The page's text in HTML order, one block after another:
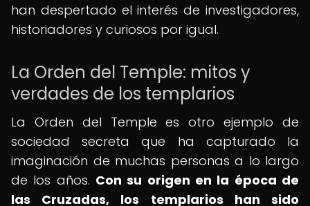
han despertado el interés de investigadores,
historiadores y curiosos por igual.
La Orden del Temple: mitos y
verdades de los templarios
La Orden del Temple es otro ejemplo de
sociedad secreta que ha capturado la
imaginación de muchas personas a lo largo
de los años. Con su origen en la época de
las Cruzadas, los templarios han sido